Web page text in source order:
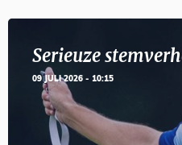
Serieuze
09 JULI 2026 - 10:15